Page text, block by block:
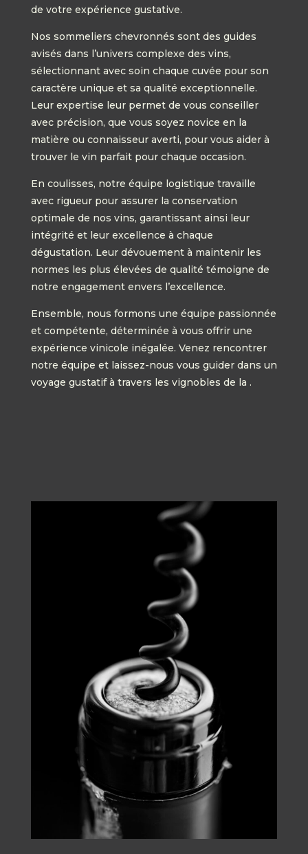
de votre expérience gustative.
Nos sommeliers chevronnés sont des guides
avisés dans l’univers complexe des vins,
sélectionnant avec soin chaque cuvée pour son
caractère unique et sa qualité exceptionnelle.
Leur expertise leur permet de vous conseiller
avec précision, que vous soyez novice en la
matière ou connaisseur averti, pour vous aider à
trouver le vin parfait pour chaque occasion.
En coulisses, notre équipe logistique travaille
avec rigueur pour assurer la conservation
optimale de nos vins, garantissant ainsi leur
intégrité et leur excellence à chaque
dégustation. Leur dévouement à maintenir les
normes les plus élevées de qualité témoigne de
notre engagement envers l’excellence.
Ensemble, nous formons une équipe passionnée
et compétente, déterminée à vous offrir une
expérience vinicole inégalée. Venez rencontrer
notre équipe et laissez-nous vous guider dans un
voyage gustatif à travers les vignobles de la .